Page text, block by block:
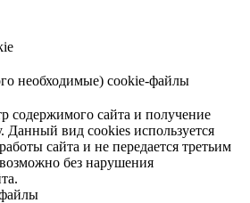
необходимые) cookie-файлы
содержимого сайта и получение
Данный вид cookies используется
сайта и не передается третьим
без нарушения